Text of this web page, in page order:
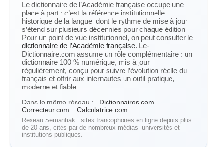
Le dictionnaire de l’Académie française occupe une
place à part : c’est la référence institutionnelle
historique de la langue, dont le rythme de mise à jour
s’étend sur plusieurs décennies pour chaque édition.
Pour un point de vue institutionnel, on peut consulter le
dictionnaire de l’Académie française. Le-
Dictionnaire.com assume un rôle complémentaire : un
dictionnaire 100 % numérique, mis à jour
régulièrement, conçu pour suivre l’évolution réelle du
français et offrir aux internautes un outil pratique,
moderne et fiable.
Dans le même réseau :
Dictionnaires.com
Correcteur.com
Calculatrice.com
Réseau Semantiak : sites francophones en ligne depuis plus
de 20 ans, cités par de nombreux médias, universités et
institutions publiques.